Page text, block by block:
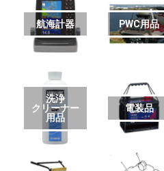
航海計器 PWC用品
洗浄
クリーナー
用品
電装品